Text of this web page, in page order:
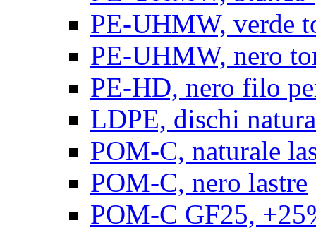
PE-UHMW, verde
PE-UHMW, nero
PE-HD, nero filo
LDPE, dischi
POM-C, naturale
POM-C, nero lastre
POM-C GF25,